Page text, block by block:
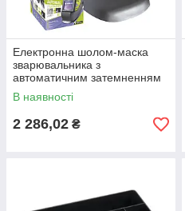
Електронна шолом-маска
зварювальника з
автоматичним затемненням
GYS MASTER LCD 11 043442
В наявності
2 286,02 ₴